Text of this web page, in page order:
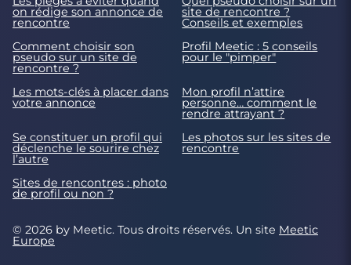
on rédige son annonce de
rencontre
site de rencontre ?
Conseils et exemples
Comment choisir son
pseudo sur un site de
rencontre ?
Profil Meetic : 5 conseils
pour le "pimper"
Les mots-clés à placer dans
votre annonce
Mon profil n’attire
personne… comment le
rendre attrayant ?
Se constituer un profil qui
déclenche le sourire chez
l’autre
Les photos sur les sites de
rencontre
Sites de rencontres : photo
de profil ou non ?
© 2026 by Meetic. Tous droits réservés. Un site Meetic
Europe